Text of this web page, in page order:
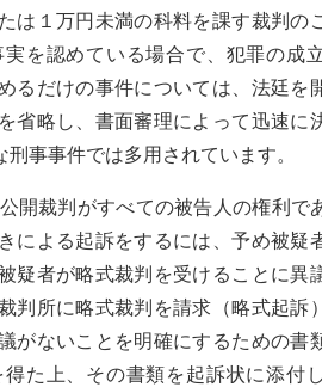
は１万円未満の科料を課す裁判の
を認めている場合で、犯罪の成
るだけの事件については、法廷を
省略し、書面審理によって迅速に
事事件では多用されています。
裁判がすべての被告人の権利で
による起訴をするには、予め被疑
疑者が略式裁判を受けることに異
判所に略式裁判を請求（略式起訴
がないことを明確にするための書
た上、その書類を起訴状に添付